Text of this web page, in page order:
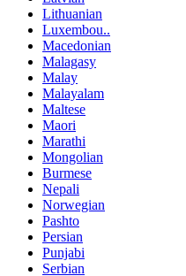
Lithuanian
Luxembou..
Macedonian
Malagasy
Malay
Malayalam
Maltese
Maori
Marathi
Mongolian
Burmese
Nepali
Norwegian
Pashto
Persian
Punjabi
Serbian